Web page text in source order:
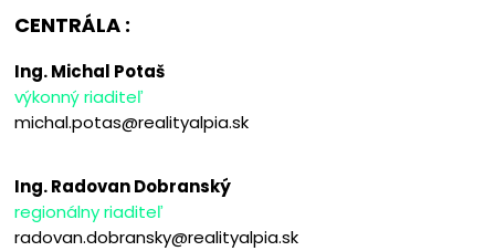
CENTRÁLA :
Ing. Michal Potaš
výkonný riaditeľ
michal.potas@realityalpia.sk
Ing. Radovan Dobranský
regionálny riaditeľ
radovan.dobransky@realityalpia.sk